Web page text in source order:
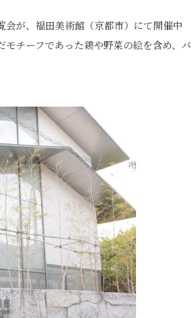
が、福田美術館（京都市）にて開催中
チーフであった鶏や野菜の絵を含め、バ